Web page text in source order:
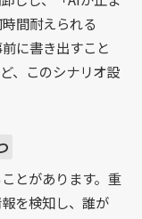
間耐えられる
に書き出すこと
、このシナリオ設
とがあります。重
を検知し、誰が